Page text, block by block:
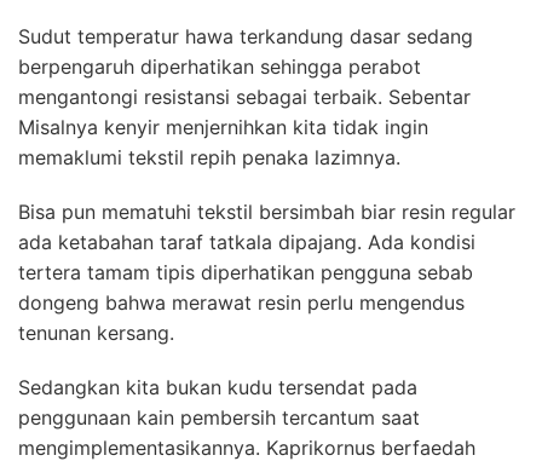
Sudut temperatur hawa terkandung dasar sedang
berpengaruh diperhatikan sehingga perabot
mengantongi resistansi sebagai terbaik. Sebentar
Misalnya kenyir menjernihkan kita tidak ingin
memaklumi tekstil repih penaka lazimnya.
Bisa pun mematuhi tekstil bersimbah biar resin regular
ada ketabahan taraf tatkala dipajang. Ada kondisi
tertera tamam tipis diperhatikan pengguna sebab
dongeng bahwa merawat resin perlu mengendus
tenunan kersang.
Sedangkan kita bukan kudu tersendat pada
penggunaan kain pembersih tercantum saat
mengimplementasikannya. Kaprikornus berfaedah